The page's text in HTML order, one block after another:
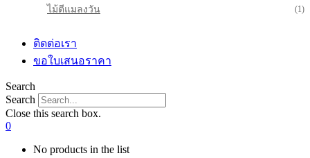
ไม้ตีแมลงวัน (1)
ติดต่อเรา
ขอใบเสนอราคา
Search
Search
Close this search box.
0
No products in the list